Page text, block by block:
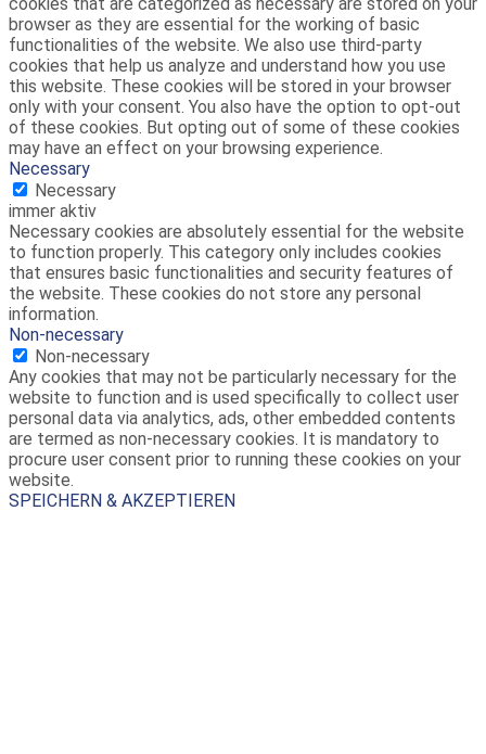
browser as they are essential for the working of basic
functionalities of the website. We also use third-party
cookies that help us analyze and understand how you use
this website. These cookies will be stored in your browser
only with your consent. You also have the option to opt-out
of these cookies. But opting out of some of these cookies
may have an effect on your browsing experience.
Necessary
Necessary
immer aktiv
Necessary cookies are absolutely essential for the website
to function properly. This category only includes cookies
that ensures basic functionalities and security features of
the website. These cookies do not store any personal
information.
Non-necessary
Non-necessary
Any cookies that may not be particularly necessary for the
website to function and is used specifically to collect user
personal data via analytics, ads, other embedded contents
are termed as non-necessary cookies. It is mandatory to
procure user consent prior to running these cookies on your
website.
SPEICHERN & AKZEPTIEREN